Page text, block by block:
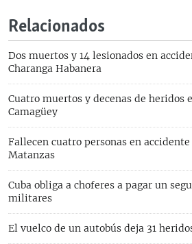
Relacionados
Dos muertos y 14 lesionados en
Charanga Habanera
Cuatro muertos y decenas de heridos
Camagüey
Fallecen cuatro personas en
Matanzas
Cuba obliga a choferes a pagar un
militares
El vuelco de un autobús deja 31